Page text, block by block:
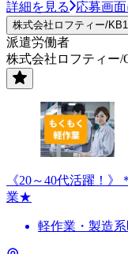
詳細を見る 応募画
株式会社ロフティー/
派遣労働者
株式会社ロフティー/
《20～40代活躍！
業★
軽作業・製造系